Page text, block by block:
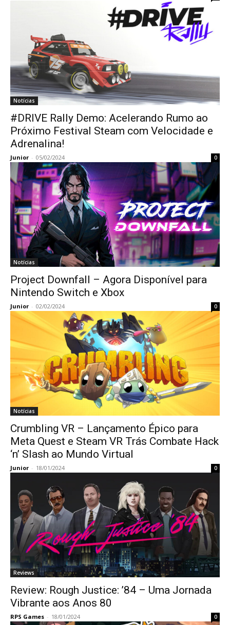
Notícias
#DRIVE Rally Demo: Acelerando Rumo ao
Próximo Festival Steam com Velocidade e
Adrenalina!
Junior - 05/02/2024 0
Notícias
Project Downfall – Agora Disponível para
Nintendo Switch e Xbox
Junior - 02/02/2024 0
Notícias
Crumbling VR – Lançamento Épico para
Meta Quest e Steam VR Trás Combate Hack
‘n’ Slash ao Mundo Virtual
Junior - 18/01/2024 0
Reviews
Review: Rough Justice: ’84 – Uma Jornada
Vibrante aos Anos 80
RPS Games - 18/01/2024 0